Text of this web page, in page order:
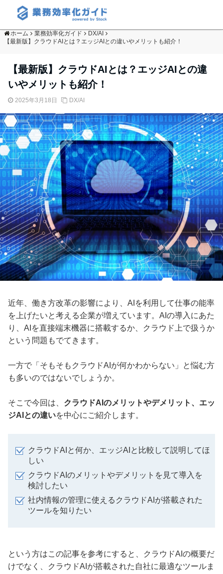
ホーム 業務効率化ガイド
DX/AI
【最新版】クラウドAIとは？エッジAIとの違いやメリットも紹介！
【最新版】クラウドAIとは？エッジAIとの違
いやメリットも紹介！
2025年3月18日 DX/AI
近年、働き方改革の影響により、AIを利用して仕事の能率
を上げたいと考える企業が増えています。AIの導入にあた
り、AIを直接端末機器に搭載するか、クラウド上で扱うか
という問題もでてきます。
一方で「そもそもクラウドAIが何かわからない」と悩む方
も多いのではないでしょうか。
そこで今回は、 クラウドAIのメリットやデメリット、エッ
ジAIとの違いを中心にご紹介します。
クラウドAIと何か、エッジAIと比較して説明してほ
しい
クラウドAIのメリットやデメリットを見て導入を
検討したい
社内情報の管理に使えるクラウドAIが搭載された
ツールを知りたい
という方はこの記事を参考にすると、クラウドAIの概要だ
けでなく、クラウドAIが搭載された自社に最適なツールま